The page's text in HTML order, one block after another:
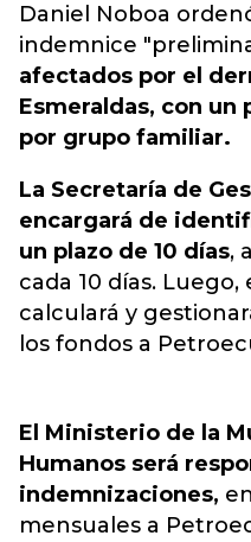
Daniel Noboa
indemnice
afectados por el
Esmeraldas, con un
por grupo familiar.
La Secretaría de
encargará de
un plazo de 10 días,
cada 10 días.
calculará y
los fondos a
El Ministerio de la
Humanos será
indemnizaciones,
mensuales a